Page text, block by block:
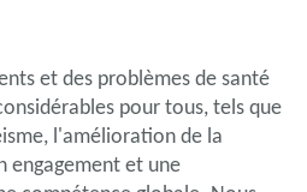
et des problèmes de santé
pour tous, tels que
l'amélioration de la
engagement et une